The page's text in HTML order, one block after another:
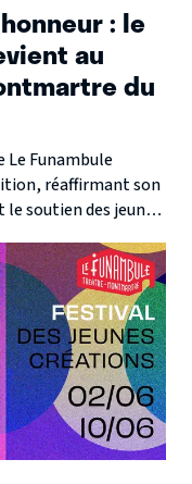
: le
au
du
réaffirmant son
soutien des jeunes